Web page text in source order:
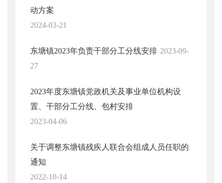
动方案
2024-03-21
东塘镇2023年负责干部分工分线安排 2023-09-
27
2023年度东塘镇党政机关及事业单位机构设
置、干部分工分线、包村安排
2023-04-06
关于调整东塘镇残疾人联合会组成人员任职的
通知
2022-10-14